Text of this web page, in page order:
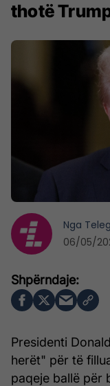
thotë
Presidenti
herët" për të
paqeje ballë për
Nga
06/05/